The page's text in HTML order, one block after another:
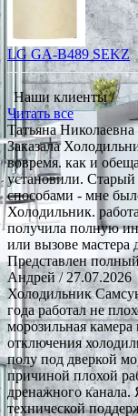
LG GA-B489 SEKZ
Наши клиенты /
Читать все
Татьяна Николаевна
Заказала
вовремя. как и
установили.
способами - мне
Холодильник.
получила полную
или вызове мастера
Представлен
Андрей/ 27.07.2026
Холодильник
года работал не
морозильная
отключения
полу под дверкой
причиной плохой
дренажного
технической